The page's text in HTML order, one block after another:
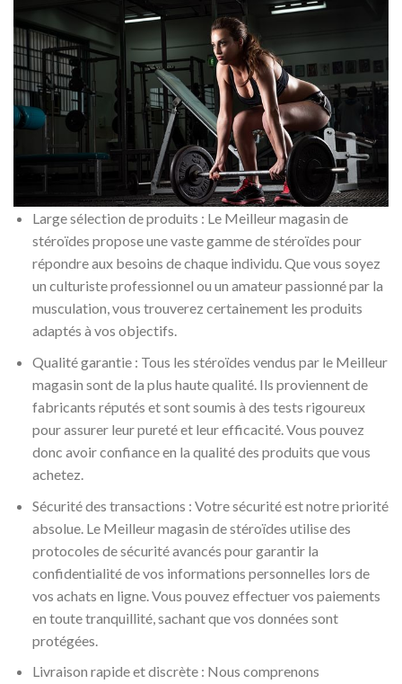
Large sélection de produits : Le Meilleur magasin de
stéroïdes propose une vaste gamme de stéroïdes pour
répondre aux besoins de chaque individu. Que vous soyez
un culturiste professionnel ou un amateur passionné par la
musculation, vous trouverez certainement les produits
adaptés à vos objectifs.
Qualité garantie : Tous les stéroïdes vendus par le Meilleur
magasin sont de la plus haute qualité. Ils proviennent de
fabricants réputés et sont soumis à des tests rigoureux
pour assurer leur pureté et leur efficacité. Vous pouvez
donc avoir confiance en la qualité des produits que vous
achetez.
Sécurité des transactions : Votre sécurité est notre priorité
absolue. Le Meilleur magasin de stéroïdes utilise des
protocoles de sécurité avancés pour garantir la
confidentialité de vos informations personnelles lors de
vos achats en ligne. Vous pouvez effectuer vos paiements
en toute tranquillité, sachant que vos données sont
protégées.
Livraison rapide et discrète : Nous comprenons